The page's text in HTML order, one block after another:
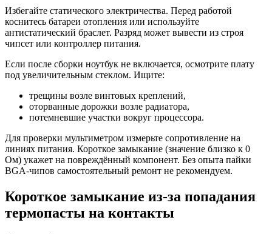
Избегайте статического электричества. Перед работой
коснитесь батареи отопления или используйте
антистатический браслет. Разряд может вывести из строя
чипсет или контроллер питания.
Если после сборки ноутбук не включается, осмотрите плату
под увеличительным стеклом. Ищите:
трещины возле винтовых креплений,
оторванные дорожки возле радиатора,
потемневшие участки вокруг процессора.
Для проверки мультиметром измерьте сопротивление на
линиях питания. Короткое замыкание (значение близко к 0
Ом) укажет на повреждённый компонент. Без опыта пайки
BGA-чипов самостоятельный ремонт не рекомендуем.
Короткое замыкание из-за попадания
термопасты на контакты